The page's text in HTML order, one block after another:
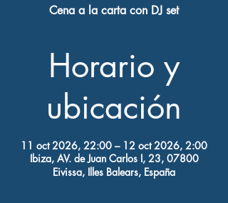
Cena a la carta con DJ set
Horario y
ubicación
11 oct 2026, 22:00 – 12 oct 2026, 2:00
Ibiza, AV. de Juan Carlos I, 23, 07800
Eivissa, Illes Balears, España